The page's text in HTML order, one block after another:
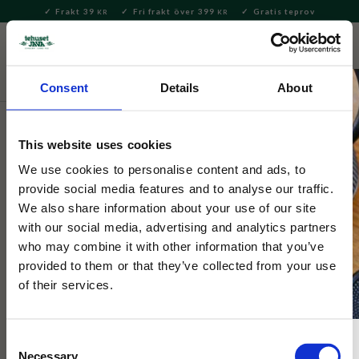
Consent Details About
This website uses cookies
We use cookies to personalise content and ads, to
provide social media features and to analyse our traffic.
We also share information about your use of our site
with our social media, advertising and analytics partners
who may combine it with other information that you’ve
provided to them or that they’ve collected from your use
of their services.
Necessary
Meny
Frakt 39 KR Fri frakt över 399 KR Gratis teprov
Bryggning & Tillbehör
Tehuset Java
Teskopa Guld
Praktisk och stilren teskopa/temått i rostfritt stål med Tehuset
Java ingraverat i handtaget. Finns även i färgen Silver.